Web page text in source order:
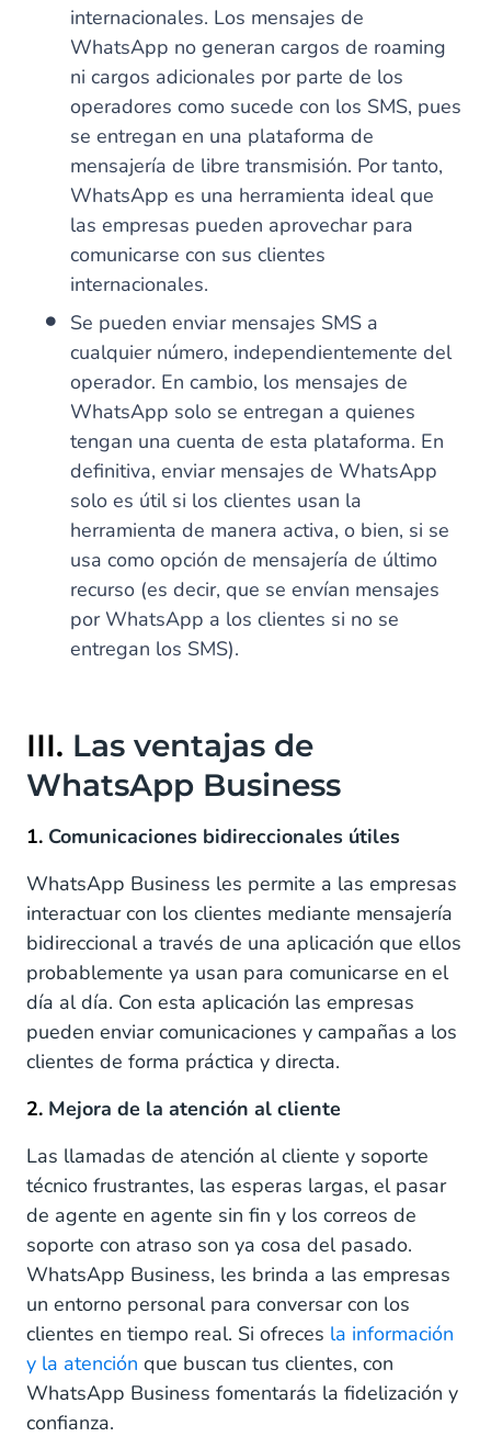
internacionales. Los mensajes de
WhatsApp no generan cargos de roaming
ni cargos adicionales por parte de los
operadores como sucede con los SMS, pues
se entregan en una plataforma de
mensajería de libre transmisión. Por tanto,
WhatsApp es una herramienta ideal que
las empresas pueden aprovechar para
comunicarse con sus clientes
internacionales.
Se pueden enviar mensajes SMS a
cualquier número, independientemente del
operador. En cambio, los mensajes de
WhatsApp solo se entregan a quienes
tengan una cuenta de esta plataforma. En
definitiva, enviar mensajes de WhatsApp
solo es útil si los clientes usan la
herramienta de manera activa, o bien, si se
usa como opción de mensajería de último
recurso (es decir, que se envían mensajes
por WhatsApp a los clientes si no se
entregan los SMS).
III. Las ventajas de
WhatsApp Business
1. Comunicaciones bidireccionales útiles
WhatsApp Business les permite a las empresas
interactuar con los clientes mediante mensajería
bidireccional a través de una aplicación que ellos
probablemente ya usan para comunicarse en el
día al día. Con esta aplicación las empresas
pueden enviar comunicaciones y campañas a los
clientes de forma práctica y directa.
2. Mejora de la atención al cliente
Las llamadas de atención al cliente y soporte
técnico frustrantes, las esperas largas, el pasar
de agente en agente sin fin y los correos de
soporte con atraso son ya cosa del pasado.
WhatsApp Business, les brinda a las empresas
un entorno personal para conversar con los
clientes en tiempo real. Si ofreces la información
y la atención que buscan tus clientes, con
WhatsApp Business fomentarás la fidelización y
confianza.